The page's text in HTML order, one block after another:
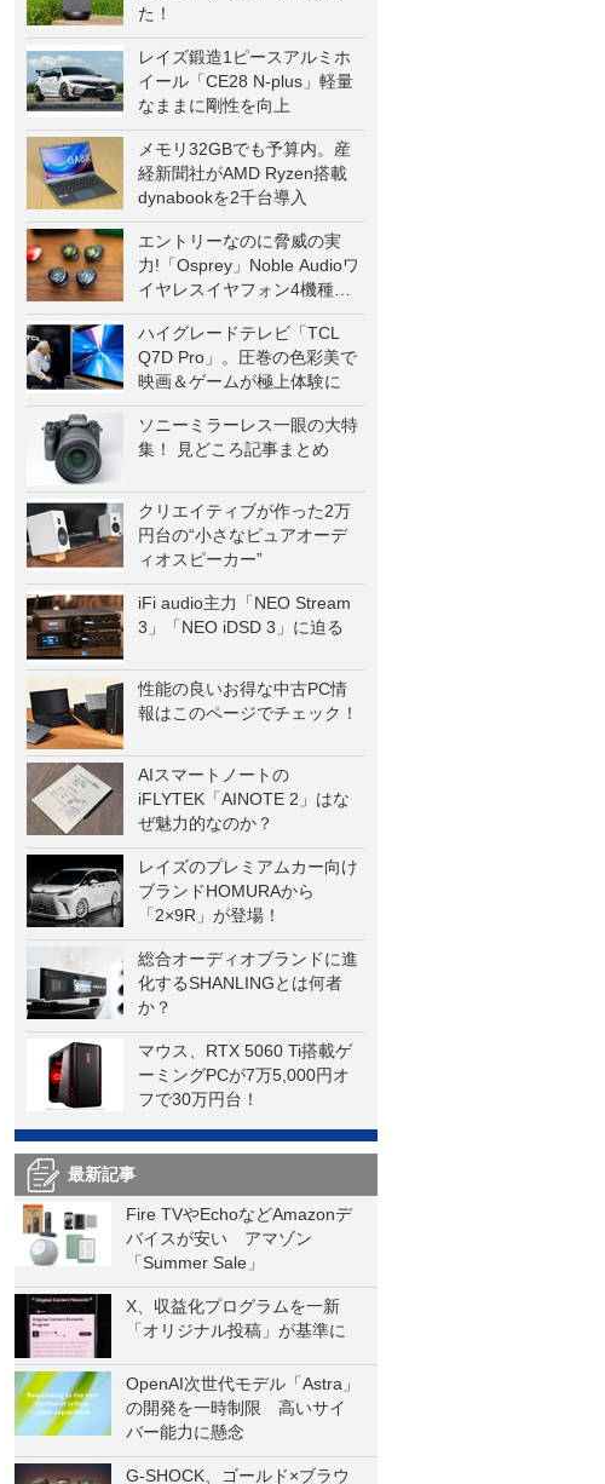
た！
レイズ鍛造1ピースアルミホ
イール「CE28 N-plus」軽量
なままに剛性を向上
メモリ32GBでも予算内。産
経新聞社がAMD Ryzen搭載
dynabookを2千台導入
エントリーなのに脅威の実
力!「Osprey」Noble Audioワ
イヤレスイヤフォン4機種を
一気に聴く
ハイグレードテレビ「TCL
Q7D Pro」。圧巻の色彩美で
映画＆ゲームが極上体験に
ソニーミラーレス一眼の大特
集！ 見どころ記事まとめ
クリエイティブが作った2万
円台の“小さなピュアオーデ
ィオスピーカー”
iFi audio主力「NEO Stream
3」「NEO iDSD 3」に迫る
性能の良いお得な中古PC情
報はこのページでチェック！
AIスマートノートの
iFLYTEK「AINOTE 2」はな
ぜ魅力的なのか？
レイズのプレミアムカー向け
ブランドHOMURAから
「2×9R」が登場！
総合オーディオブランドに進
化するSHANLINGとは何者
か？
マウス、RTX 5060 Ti搭載ゲ
ーミングPCが7万5,000円オ
フで30万円台！
最新記事
Fire TVやEchoなどAmazonデ
バイスが安い アマゾン
「Summer Sale」
X、収益化プログラムを一新
「オリジナル投稿」が基準に
OpenAI次世代モデル「Astra」
の開発を一時制限 高いサイ
バー能力に懸念
G-SHOCK、ゴールド×ブラウ